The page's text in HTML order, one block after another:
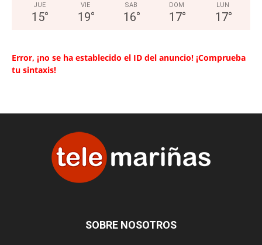
JUE
15°
VIE
19°
SAB
16°
DOM
17°
LUN
17°
Error, ¡no se ha establecido el ID del anuncio! ¡Comprueba
tu sintaxis!
SOBRE NOSOTROS